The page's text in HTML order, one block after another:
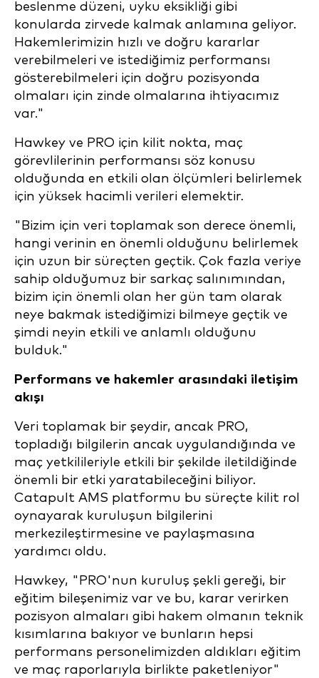
beslenme düzeni, uyku eksikliği gibi
konularda zirvede kalmak anlamına geliyor.
Hakemlerimizin hızlı ve doğru kararlar
verebilmeleri ve istediğimiz performansı
gösterebilmeleri için doğru pozisyonda
olmaları için zinde olmalarına ihtiyacımız
var."
Hawkey ve PRO için kilit nokta, maç
görevlilerinin performansı söz konusu
olduğunda en etkili olan ölçümleri belirlemek
için yüksek hacimli verileri elemektir.
"Bizim için veri toplamak son derece önemli,
hangi verinin en önemli olduğunu belirlemek
için uzun bir süreçten geçtik. Çok fazla veriye
sahip olduğumuz bir sarkaç salınımından,
bizim için önemli olan her gün tam olarak
neye bakmak istediğimizi bilmeye geçtik ve
şimdi neyin etkili ve anlamlı olduğunu
bulduk."
Performans ve hakemler arasındaki iletişim
akışı
Veri toplamak bir şeydir, ancak PRO,
topladığı bilgilerin ancak uygulandığında ve
maç yetkilileriyle etkili bir şekilde iletildiğinde
önemli bir etki yaratabileceğini biliyor.
Catapult AMS platformu bu süreçte kilit rol
oynayarak kuruluşun bilgilerini
merkezileştirmesine ve paylaşmasına
yardımcı oldu.
Hawkey, "PRO'nun kuruluş şekli gereği, bir
eğitim bileşenimiz var ve bu, karar verirken
pozisyon almaları gibi hakem olmanın teknik
kısımlarına bakıyor ve bunların hepsi
performans personelimizden aldıkları eğitim
ve maç raporlarıyla birlikte paketleniyor"